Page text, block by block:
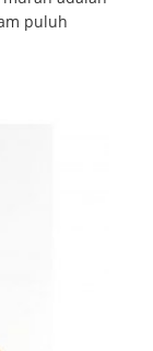
puluh